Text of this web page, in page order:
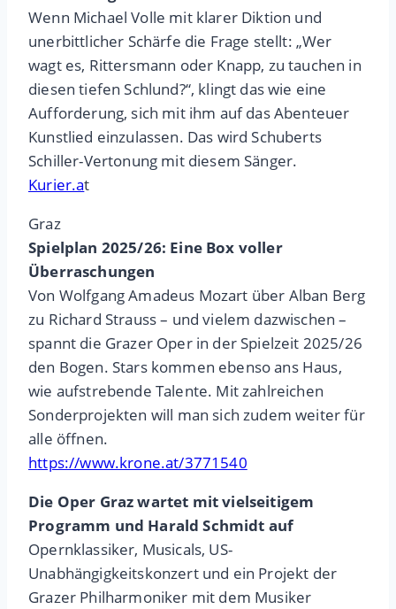
Wenn Michael Volle mit klarer Diktion und
unerbittlicher Schärfe die Frage stellt: „Wer
wagt es, Rittersmann oder Knapp, zu tauchen in
diesen tiefen Schlund?“, klingt das wie eine
Aufforderung, sich mit ihm auf das Abenteuer
Kunstlied einzulassen. Das wird Schuberts
Schiller-Vertonung mit diesem Sänger.
Kurier.at
Graz
Spielplan 2025/26: Eine Box voller
Überraschungen
Von Wolfgang Amadeus Mozart über Alban Berg
zu Richard Strauss – und vielem dazwischen –
spannt die Grazer Oper in der Spielzeit 2025/26
den Bogen. Stars kommen ebenso ans Haus,
wie aufstrebende Talente. Mit zahlreichen
Sonderprojekten will man sich zudem weiter für
alle öffnen.
https://www.krone.at/3771540
Die Oper Graz wartet mit vielseitigem
Programm und Harald Schmidt auf
Opernklassiker, Musicals, US-
Unabhängigkeitskonzert und ein Projekt der
Grazer Philharmoniker mit dem Musiker